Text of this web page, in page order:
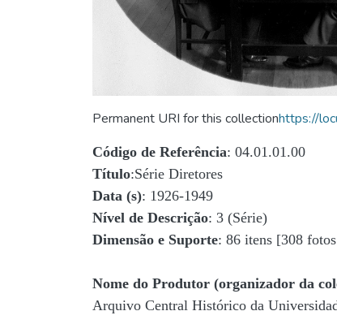
Permanent URI for this collectionhttps://
Código de Referência: 04.01.01.00
Título:Série Diretores
Data (s): 1926-1949
Nível de Descrição: 3 (Série)
Dimensão e Suporte: 86 itens [308
Nome do Produtor (organizador da
Arquivo Central Histórico da